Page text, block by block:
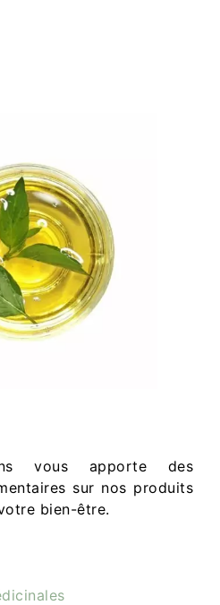
vous apporte des
sur nos produits
bien-être.